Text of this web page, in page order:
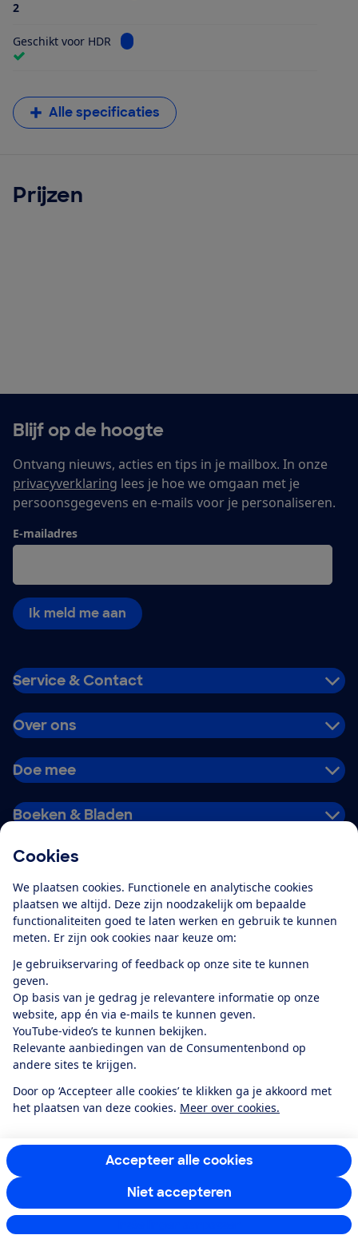
Cookies
We plaatsen cookies. Functionele en analytische cookies
plaatsen we altijd. Deze zijn noodzakelijk om bepaalde
functionaliteiten goed te laten werken en gebruik te kunnen
meten. Er zijn ook cookies naar keuze om:
Je gebruikservaring of feedback op onze site te kunnen
geven.
Op basis van je gedrag je relevantere informatie op onze
website, app én via e-mails te kunnen geven.
YouTube-video’s te kunnen bekijken.
Relevante aanbiedingen van de Consumentenbond op
andere sites te krijgen.
Door op ‘Accepteer alle cookies’ te klikken ga je akkoord met
het plaatsen van deze cookies. Meer over cookies.
Accepteer alle cookies
Niet accepteren
2
Geschikt voor HDR Bekijk informatie voor Geschikt voor HDR
Alle specificaties
Prijzen
Blijf op de hoogte
Ontvang nieuws, acties en tips in je mailbox. In onze
privacyverklaring lees je hoe we omgaan met je
persoonsgegevens en e-mails voor je personaliseren.
E-mailadres
Ik meld me aan
Service & Contact
Over ons
Doe mee
Boeken & Bladen
Alles over de
app
Algemene Voorwaarden
Privacyverklaring
Cookiebeleid
Privacyvoorkeuren
Toegankelijkheid
RSS-feed nieuws
Facebook
TwitterInstagram
YoutubeLinkedIn
12.901consumentenbeoordelen de Consumentenbondmet gemiddeld